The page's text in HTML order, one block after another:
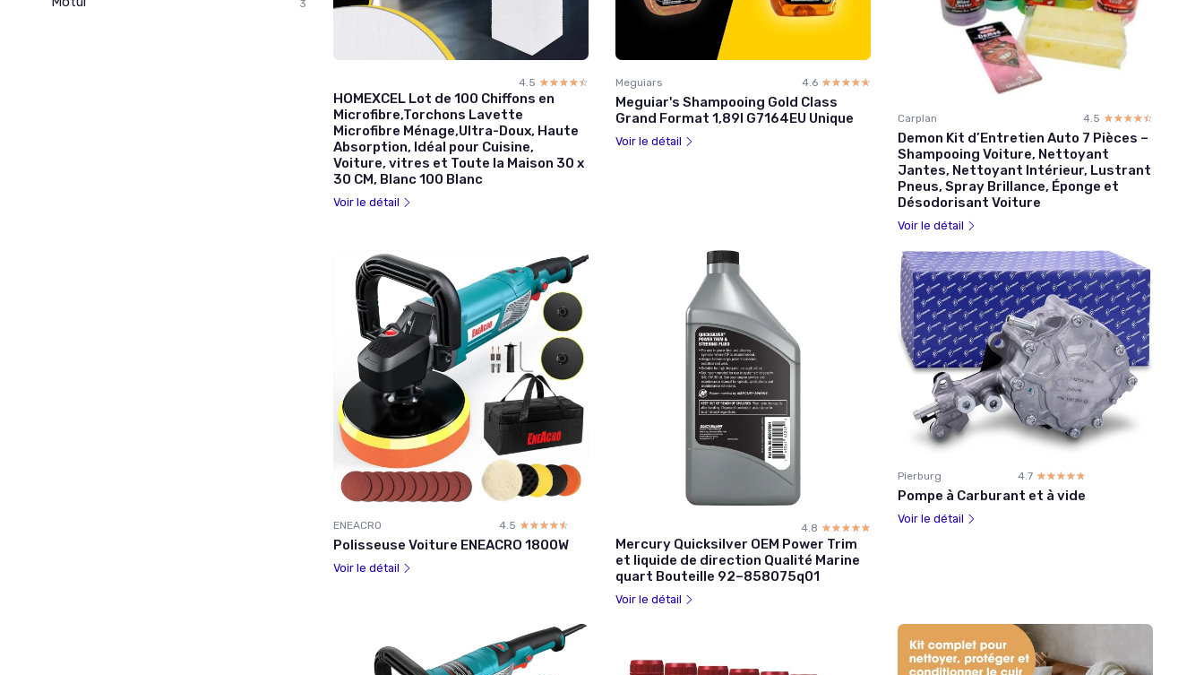
3
4.5 ☆☆☆☆☆
★★★★★
HOMEXCEL Lot de 100 Chiffons en
Microfibre,Torchons Lavette
Microfibre Ménage,Ultra-Doux, Haute
Absorption, Idéal pour Cuisine,
Voiture, vitres et Toute la Maison 30 x
30 CM, Blanc 100 Blanc
Voir le détail
Meguiars 4.6 ☆☆☆☆☆
★★★★★
Meguiar's Shampooing Gold Class
Grand Format 1,89l G7164EU Unique
Voir le détail
Carplan 4.5 ☆☆☆☆☆
★★★★★
Demon Kit d’Entretien Auto 7 Pièces –
Shampooing Voiture, Nettoyant
Jantes, Nettoyant Intérieur, Lustrant
Pneus, Spray Brillance, Éponge et
Désodorisant Voiture
Voir le détail
ENEACRO 4.5 ☆☆☆☆☆
★★★★★
Polisseuse Voiture ENEACRO 1800W
Voir le détail
4.8 ☆☆☆☆☆
★★★★★
Mercury Quicksilver OEM Power Trim
et liquide de direction Qualité Marine
quart Bouteille 92–858075q01
Voir le détail
Pierburg 4.7 ☆☆☆☆☆
★★★★★
Pompe à Carburant et à vide
Voir le détail